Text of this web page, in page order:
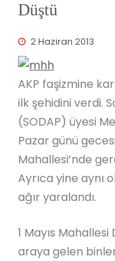
Düştü
2 Haziran 2013
AKP faşizmine
ilk şehidini verdi.
(SODAP) üyesi
Pazar günü
Mahallesi’nde
Ayrıca yine aynı
ağır yaralandı.
1 Mayıs
araya gelen